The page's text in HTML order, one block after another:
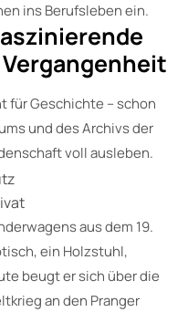
ins Berufsleben ein.
für Geschichte – schon
und des Archivs der
voll ausleben.
aus dem 19.
ein Holzstuhl,
beugt er sich über die
an den Pranger